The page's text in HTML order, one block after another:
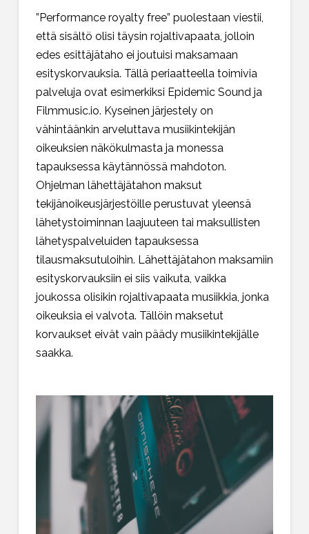
”Performance royalty free” puolestaan viestii,
että sisältö olisi täysin rojaltivapaata, jolloin
edes esittäjätaho ei joutuisi maksamaan
esityskorvauksia. Tällä periaatteella toimivia
palveluja ovat esimerkiksi Epidemic Sound ja
Filmmusic.io. Kyseinen järjestely on
vähintäänkin arveluttava musiikintekijän
oikeuksien näkökulmasta ja monessa
tapauksessa käytännössä mahdoton.
Ohjelman lähettäjätahon maksut
tekijänoikeusjärjestöille perustuvat yleensä
lähetystoiminnan laajuuteen tai maksullisten
lähetyspalveluiden tapauksessa
tilausmaksutuloihin. Lähettäjätahon maksamiin
esityskorvauksiin ei siis vaikuta, vaikka
joukossa olisikin rojaltivapaata musiikkia, jonka
oikeuksia ei valvota. Tällöin maksetut
korvaukset eivät vain päädy musiikintekijälle
saakka.